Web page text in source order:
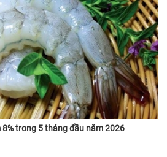
trong 5 tháng đầu năm 2026